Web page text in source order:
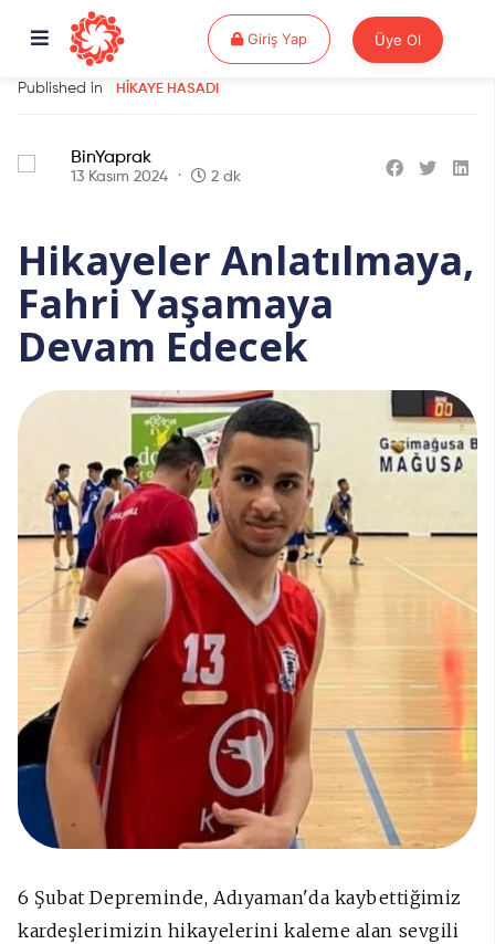
Giriş YapGiriş Yap Üye Ol
Published in HIKAYE HASADI
BinYaprak
13 Kasım 2024 2 dk
Hikayeler Anlatılmaya,
Fahri Yaşamaya
Devam Edecek
6 Şubat Depreminde, Adıyaman'da kaybettiğimiz
kardeşlerimizin hikayelerini kaleme alan sevgili